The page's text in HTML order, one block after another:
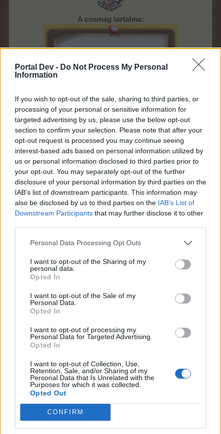
Portal Dev - Do Not Process My Personal
Information
If you wish to opt-out of the sale, sharing to third parties, or
processing of your personal or sensitive information for
targeted advertising by us, please use the below opt-out
section to confirm your selection. Please note that after your
opt-out request is processed you may continue seeing
interest-based ads based on personal information utilized by
us or personal information disclosed to third parties prior to
your opt-out. You may separately opt-out of the further
disclosure of your personal information by third parties on the
IAB’s list of downstream participants. This information may
also be disclosed by us to third parties on the IAB’s List of
Downstream Participants that may further disclose it to other
Personal Data Processing Opt Outs
I want to opt-out of the Sharing of my
personal data.
Opted In
I want to opt-out of the Sale of my
Personal Data.
Opted In
I want to opt-out of processing my
Personal Data for Targeted Advertising.
Opted In
I want to opt-out of Collection, Use,
Retention, Sale, and/or Sharing of my
Personal Data that Is Unrelated with the
Purposes for which it was collected.
Opted Out
CONFIRM
A csomag tartalma:
1 Nasitanya fejlesztése
20 db Kacsa Kata szupertrágyája
A Gazdaboltban - Alapfelszerelés -> Szezonális
Maximálisan vásárolható csomagszám: